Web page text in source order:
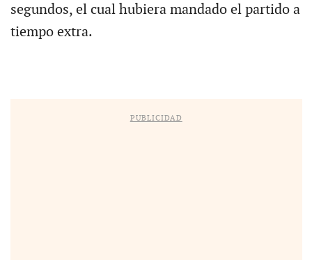
segundos, el cual hubiera mandado el partido a
tiempo extra.
PUBLICIDAD